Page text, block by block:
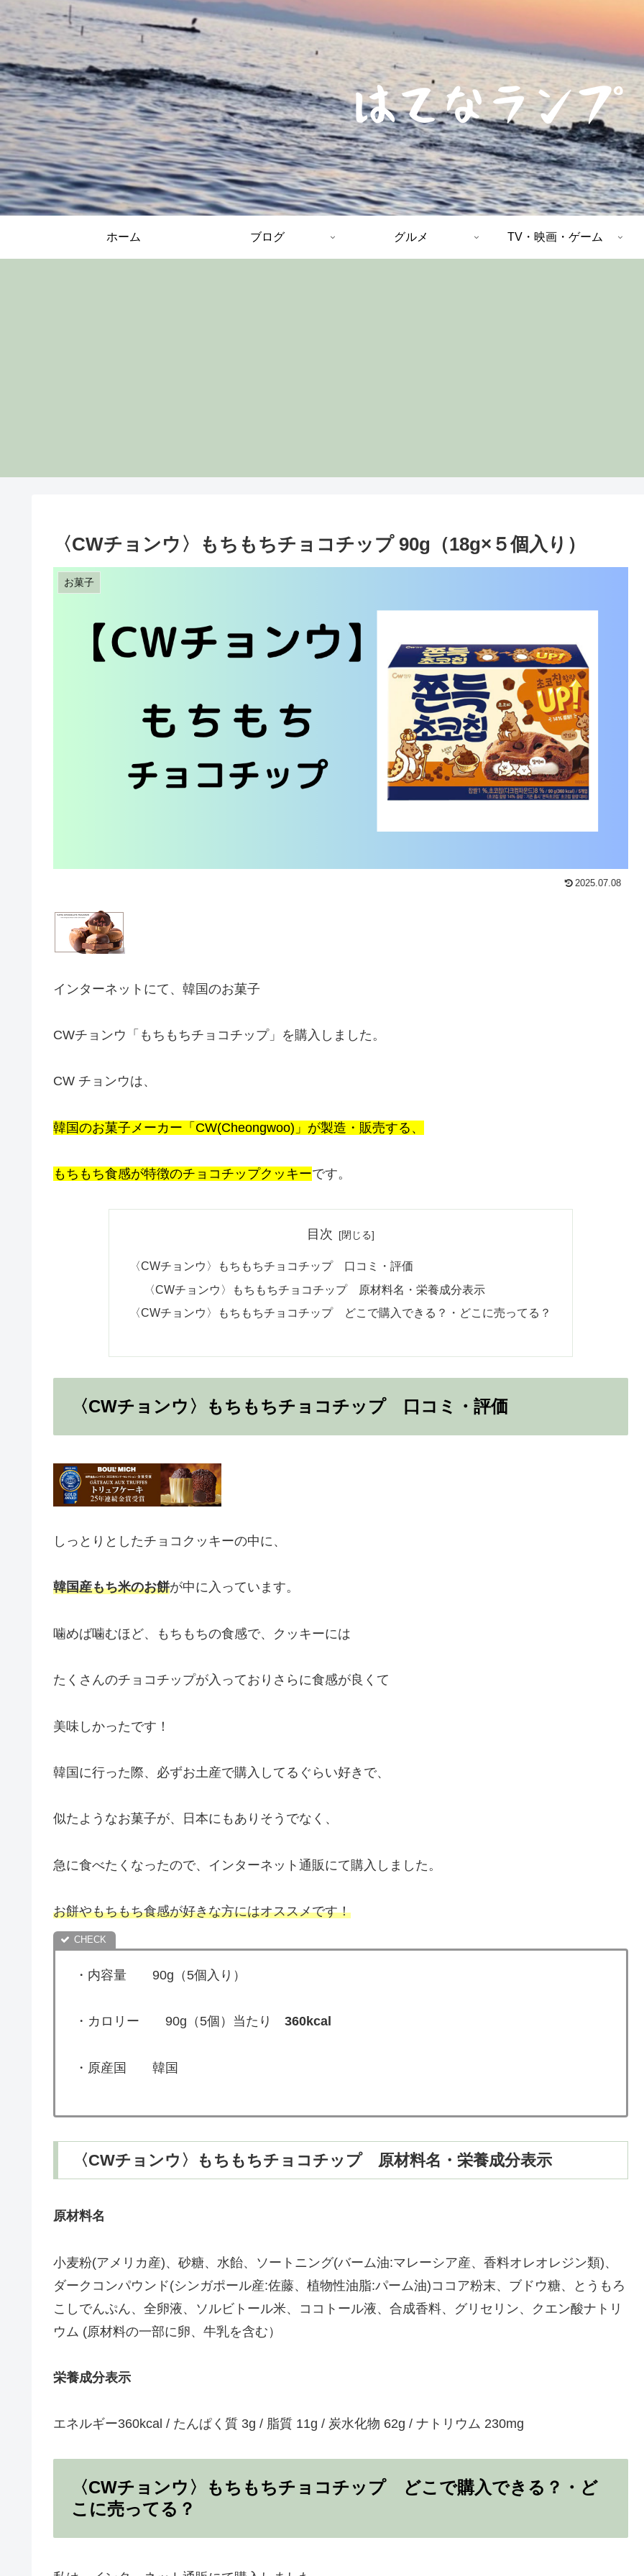
ホーム ブログ グルメ TV・映画・ゲーム
〈CWチョンウ〉もちもちチョコチップ 90g（18g×５個入り）
お菓子
2025.07.08
インターネットにて、韓国のお菓子
CWチョンウ「もちもちチョコチップ」を購入しました。
CW チョンウは、
韓国のお菓子メーカー「CW(Cheongwoo)」が製造・販売する、
もちもち食感が特徴のチョコチップクッキーです。
目次
〈CWチョンウ〉もちもちチョコチップ 口コミ・評価
〈CWチョンウ〉もちもちチョコチップ 原材料名・栄養成分表示
〈CWチョンウ〉もちもちチョコチップ どこで購入できる？・どこに売ってる？
〈CWチョンウ〉もちもちチョコチップ 口コミ・評価
しっとりとしたチョコクッキーの中に、
韓国産もち米のお餅が中に入っています。
噛めば噛むほど、もちもちの食感で、クッキーには
たくさんのチョコチップが入っておりさらに食感が良くて
美味しかったです！
韓国に行った際、必ずお土産で購入してるぐらい好きで、
似たようなお菓子が、日本にもありそうでなく、
急に食べたくなったので、インターネット通販にて購入しました。
お餅やもちもち食感が好きな方にはオススメです！
・内容量 90g（5個入り）
・カロリー 90g（5個）当たり 360kcal
・原産国 韓国
〈CWチョンウ〉もちもちチョコチップ 原材料名・栄養成分表示
原材料名
小麦粉(アメリカ産)、砂糖、水飴、ソートニング(バーム油:マレーシア産、香料オレオレジン類)、
ダークコンパウンド(シンガポール産:佐藤、植物性油脂:パーム油)ココア粉末、ブドウ糖、とうもろ
こしでんぷん、全卵液、ソルビトール米、ココトール液、合成香料、グリセリン、クエン酸ナトリ
ウム (原材料の一部に卵、牛乳を含む）
栄養成分表示
エネルギー360kcal / たんぱく質 3g / 脂質 11g / 炭水化物 62g / ナトリウム 230mg
〈CWチョンウ〉もちもちチョコチップ どこで購入できる？・ど
こに売ってる？